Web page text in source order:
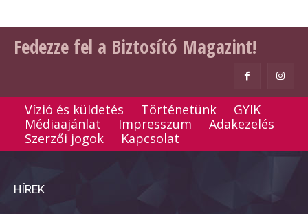
Fedezze fel a Biztosító Magazint!
Vízió és küldetés Történetünk
GYIK
Médiaajánlat
Impresszum
Adakezelés
Szerzői jogok
Kapcsolat
HÍREK